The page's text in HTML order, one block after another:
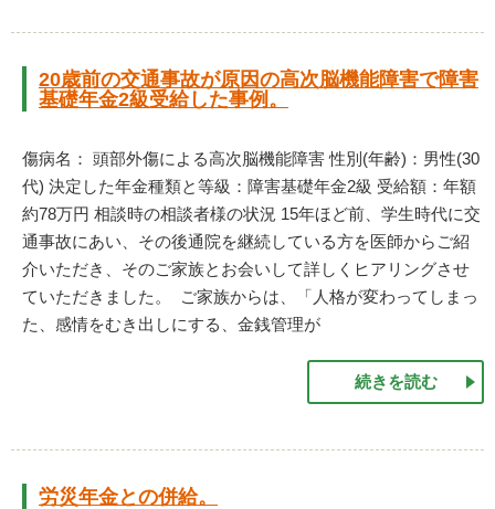
20歳前の交通事故が原因の高次脳機能障害で障害
基礎年金2級受給した事例。
傷病名： 頭部外傷による高次脳機能障害 性別(年齢)：男性(30
代) 決定した年金種類と等級：障害基礎年金2級 受給額：年額
約78万円 相談時の相談者様の状況 15年ほど前、学生時代に交
通事故にあい、その後通院を継続している方を医師からご紹
介いただき、そのご家族とお会いして詳しくヒアリングさせ
ていただきました。 ご家族からは、「人格が変わってしまっ
た、感情をむき出しにする、金銭管理が
続きを読む
労災年金との併給。